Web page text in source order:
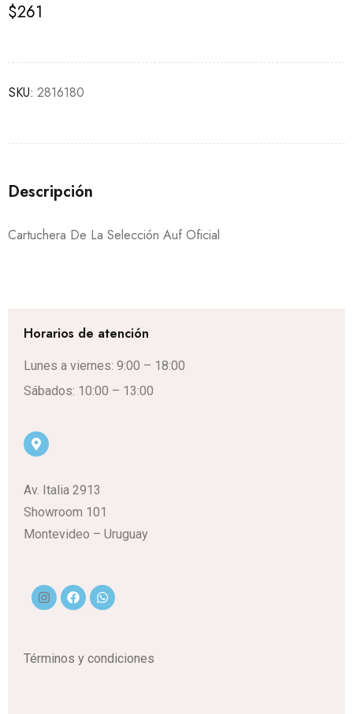
$261
SKU: 2816180
Descripción
Cartuchera De La Selección Auf Oficial
Horarios de atención
Lunes a viernes: 9:00 – 18:00
Sábados: 10:00 – 13:00
Av. Italia 2913
Showroom 101
Montevideo – Uruguay
Términos y condiciones